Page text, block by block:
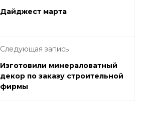
Дайджест марта
Следующая запись
Изготовили минераловатный
декор по заказу строительной
фирмы